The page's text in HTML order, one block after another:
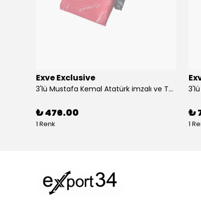
Exve Exclusive
3'lü Mustafa Kemal Atatürk imzalı ve Türkiye Ay Yıldız Bayraklı Kadın Fular Seti
₺ 476.00
1 Renk
₺
1